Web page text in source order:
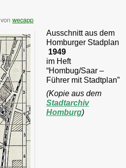
von wecapp
Ausschnitt aus dem
Homburger Stadplan
1949
im Heft
“Hombug/Saar –
Führer mit Stadtplan”
(Kopie aus dem
Stadtarchiv
Homburg)